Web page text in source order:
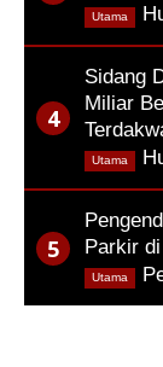
Utama
Sidang
Miliar
Utama
Parkir
Utama